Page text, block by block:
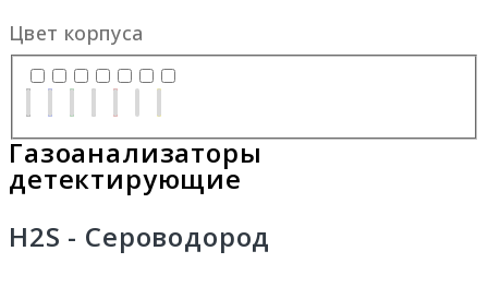
Цвет корпуса
Газоанализаторы
детектирующие
H2S - Сероводород